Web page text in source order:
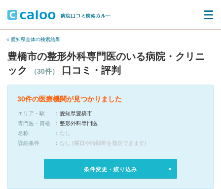
« 愛知県全体の検索結果
豊橋市の整形外科専門医のいる病院・クリニ
ック
（30件） 口コミ・評判
30件の医療機関が見つかりました
エリア・駅
愛知県豊橋市
専門医・資格
整形外科専門医
名称
なし
詳細条件
なし (曜日や時間帯を指定できます)
条件変更・絞り込み